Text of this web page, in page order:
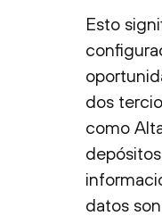
Esto
dos
como
datos